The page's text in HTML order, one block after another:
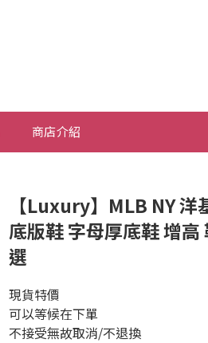
商店介紹
【Luxury】MLB NY 洋
底版鞋 字母厚底鞋 增高
選
現貨特價
可以等候在下單
不接受無故取消/不退換